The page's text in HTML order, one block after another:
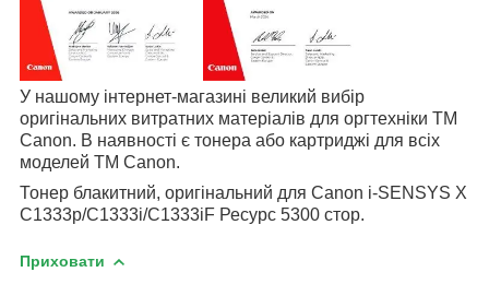
У нашому інтернет-магазині великий вибір
оригінальних витратних матеріалів для оргтехніки TM
Canon. В наявності є тонера або картриджі для всіх
моделей TM Canon.
Тонер блакитний, оригінальний для Canon i-SENSYS X
C1333p/C1333i/C1333iF Ресурс 5300 стор.
Приховати